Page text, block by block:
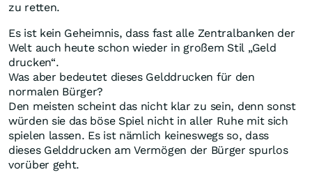
zu retten.
Es ist kein Geheimnis, dass fast alle Zentralbanken der
Welt auch heute schon wieder in großem Stil „Geld
drucken“.
Was aber bedeutet dieses Gelddrucken für den
normalen Bürger?
Den meisten scheint das nicht klar zu sein, denn sonst
würden sie das böse Spiel nicht in aller Ruhe mit sich
spielen lassen. Es ist nämlich keineswegs so, dass
dieses Gelddrucken am Vermögen der Bürger spurlos
vorüber geht.